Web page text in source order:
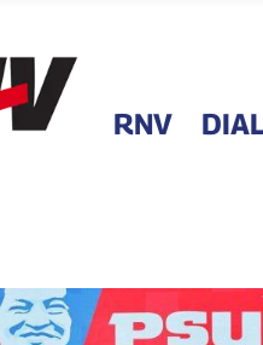
RNV